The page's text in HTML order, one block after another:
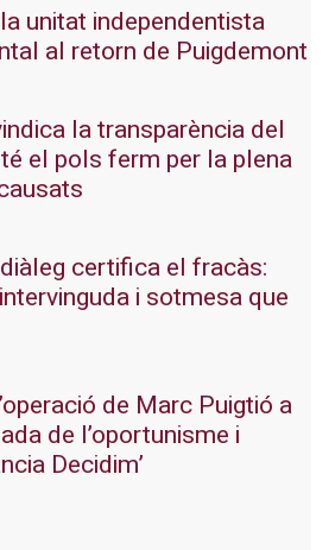
unitat independentista
al retorn de Puigdemont
la transparència del
el pols ferm per la plena
certifica el fracàs:
i sotmesa que
de Marc Puigtió a
de l’oportunisme i
Decidim’